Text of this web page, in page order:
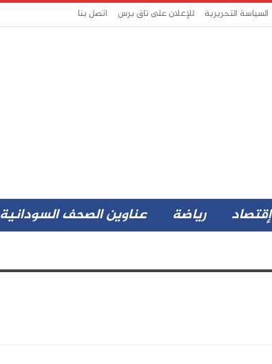
السياسة التحريرية للإعلان على تاق برس اتصل بنا
إقتصاد رياضة عناوين الصحف السودانية